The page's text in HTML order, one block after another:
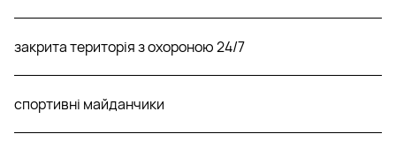
закрита територія з охороною 24/7
спортивні майданчики